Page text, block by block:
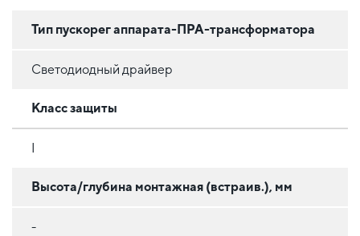
Тип пускорег аппарата-ПРА-трансформатора
Светодиодный драйвер
Класс защиты
Высота/глубина монтажная (встраив.), мм
-